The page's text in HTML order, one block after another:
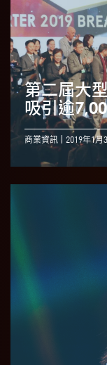
第二屆大
吸引逾
商業資訊 2019年1月